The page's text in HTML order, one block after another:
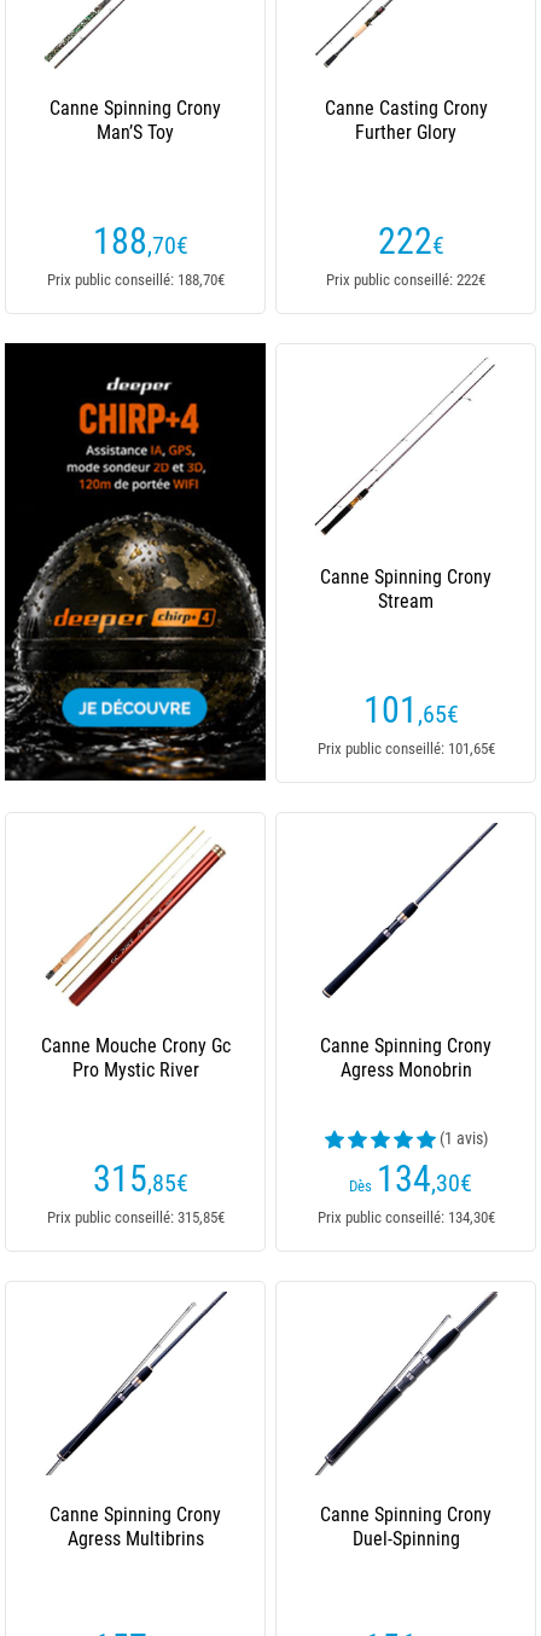
Canne Spinning Crony
Man’S Toy
188,70€
Prix public conseillé: 188,70€
Canne Casting Crony
Further Glory
222€
Prix public conseillé: 222€
Canne Spinning Crony
Stream
101 ,65€
Prix public conseillé: 101,65€
Canne Mouche Crony Gc
Pro Mystic River
315,85€
Prix public conseillé: 315,85€
Canne Spinning Crony
Agress Monobrin
(1 avis)
Dès 134,30€
Prix public conseillé: 134,30€
Canne Spinning Crony
Agress Multibrins
Canne Spinning Crony
Duel-Spinning